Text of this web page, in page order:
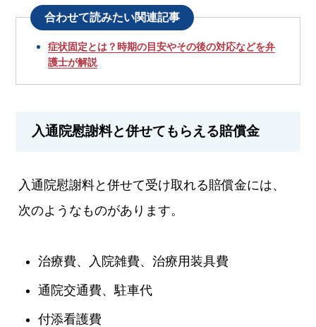
合わせて読みたい関連記事
症状固定とは？時期の目安やその後の対応などを弁
護士が解説
入通院慰謝料と併せてもらえる賠償金
入通院慰謝料と併せて受け取れる賠償金には、
次のようなものがあります。
治療費、入院雑費、治療用装具費
通院交通費、駐車代
付添看護費